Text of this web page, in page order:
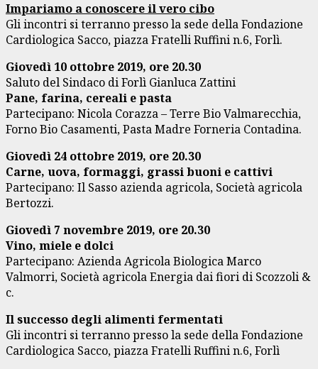
Impariamo a conoscere il vero cibo
Gli incontri si terranno presso la sede della Fondazione
Cardiologica Sacco, piazza Fratelli Ruffini n.6, Forlì.
Giovedì 10 ottobre 2019, ore 20.30
Saluto del Sindaco di Forlì Gianluca Zattini
Pane, farina, cereali e pasta
Partecipano: Nicola Corazza – Terre Bio Valmarecchia,
Forno Bio Casamenti, Pasta Madre Forneria Contadina.
Giovedì 24 ottobre 2019, ore 20.30
Carne, uova, formaggi, grassi buoni e cattivi
Partecipano: Il Sasso azienda agricola, Società agricola
Bertozzi.
Giovedì 7 novembre 2019, ore 20.30
Vino, miele e dolci
Partecipano: Azienda Agricola Biologica Marco
Valmorri, Società agricola Energia dai fiori di Scozzoli &
c.
Il successo degli alimenti fermentati
Gli incontri si terranno presso la sede della Fondazione
Cardiologica Sacco, piazza Fratelli Ruffini n.6, Forlì